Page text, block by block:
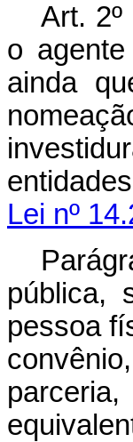
Art.
o
ainda
Lei nº
pública,
pessoa